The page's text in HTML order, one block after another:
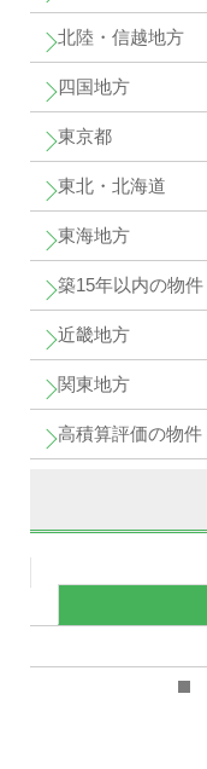
北陸・信越地方
四国地方
東京都
東北・北海道
東海地方
築15年以内の物件
近畿地方
関東地方
高積算評価の物件